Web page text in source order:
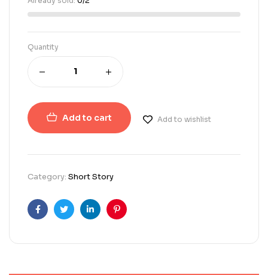
Quantity
Add to cart Add to wishlist
Category: Short Story
FacebookTwitterLinkedinPinterest